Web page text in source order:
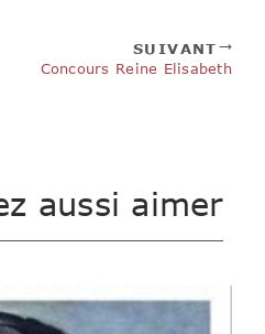
SUIVANT
Concours Reine Elisabeth
aussi aimer